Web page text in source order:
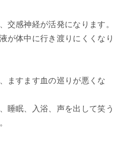
交感神経が活発になります。
が体中に行き渡りにくくなり
ますます血の巡りが悪くな
睡眠、入浴、声を出して笑う